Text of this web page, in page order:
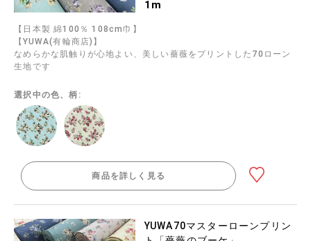
1m
【日本製 綿100％ 108cm巾】
【YUWA(有輪商店)】
なめらかな肌触りが心地よい、美しい薔薇をプリントした70ローン
生地です
選択中の色、柄:
商品を詳しく見る
YUWA70マスターローンプリン